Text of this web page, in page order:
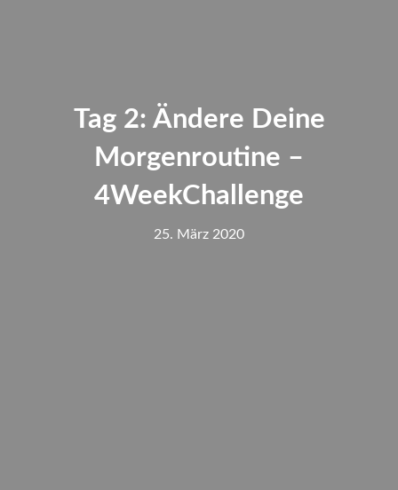
Tag 2: Ändere Deine
Morgenroutine –
4WeekChallenge
25. März 2020